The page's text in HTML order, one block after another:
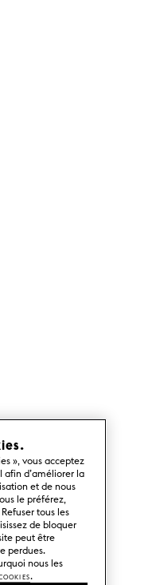
», vous acceptez
afin d’améliorer la
et de nous
le préférez,
tous les
de bloquer
peut être
perdues.
nous les
.